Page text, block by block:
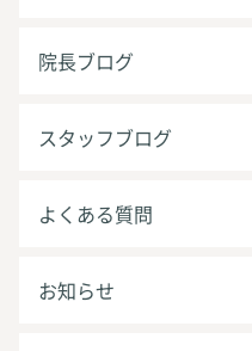
院長ブログ
スタッフブログ
よくある質問
お知らせ